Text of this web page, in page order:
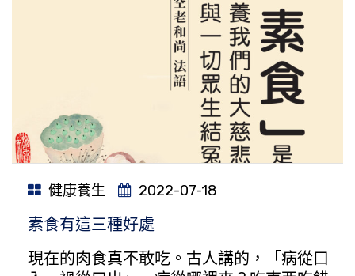
健康養生 2022-07-18
素食有這三種好處
現在的肉食真不敢吃。古人講的，「病從口